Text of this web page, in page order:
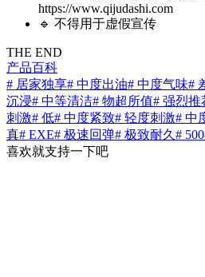
https://www.qijudashi.com
🔹 不得用于虚假宣传
THE END
产品百科
# 居家独享# 中度出油# 中度气味#
沉浸# 中等清洁# 物超所值# 强烈推
刺激# 低# 中度紧致# 轻度刺激# 中
真# EXE# 极速回弹# 极致耐久 #
喜欢就支持一下吧